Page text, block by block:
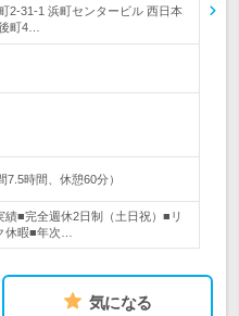
2-31-1 浜町センタービル 西日本
町4…
時間、休憩60分）
績■完全週休2日制（土日祝）■リ
休暇■年次…
気になる